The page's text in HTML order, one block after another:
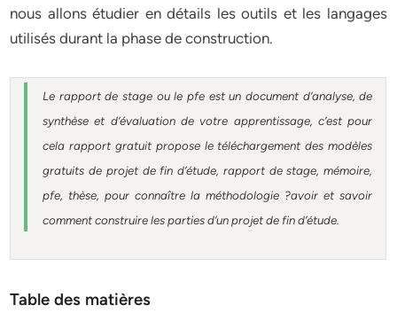
nous allons étudier en détails les outils et les langages
utilisés durant la phase de construction.
Le rapport de stage ou le pfe est un document d’analyse, de
synthèse et d’évaluation de votre apprentissage, c’est pour
cela rapport gratuit propose le téléchargement des modèles
gratuits de projet de fin d’étude, rapport de stage, mémoire,
pfe, thèse, pour connaître la méthodologie ?avoir et savoir
comment construire les parties d’un projet de fin d’étude
Table des matières